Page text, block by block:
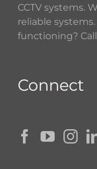
CCTV systems.
reliable
functioning? Call
Connect